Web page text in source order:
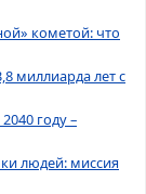
кометой: что
миллиарда лет с
году –
людей: миссия